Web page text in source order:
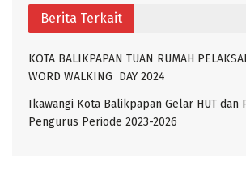
Berita Terkait
KOTA BALIKPAPAN TUAN RUMAH
WORD WALKING DAY 2024
Ikawangi Kota Balikpapan Gelar HUT dan
Pengurus Periode 2023-2026